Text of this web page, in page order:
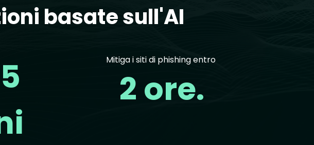
basate sull'AI
Mitiga i siti di phishing entro
2 ore.